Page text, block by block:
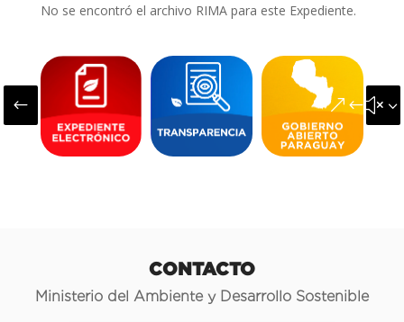
No se encontró el archivo RIMA para este Expediente.
#
CONTACTO
Ministerio del Ambiente y Desarrollo Sostenible